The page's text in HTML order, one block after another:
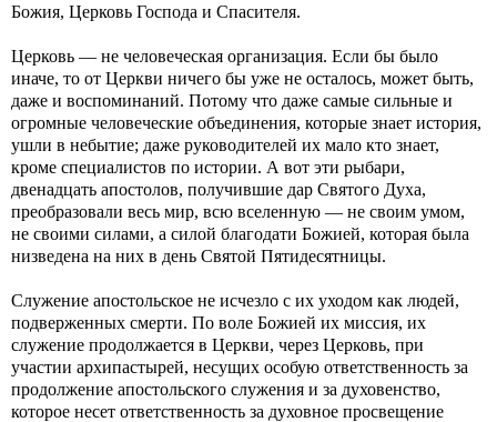
Божия, Церковь Господа и Спасителя.
Церковь — не человеческая организация. Если бы было
иначе, то от Церкви ничего бы уже не осталось, может быть,
даже и воспоминаний. Потому что даже самые сильные и
огромные человеческие объединения, которые знает история,
ушли в небытие; даже руководителей их мало кто знает,
кроме специалистов по истории. А вот эти рыбари,
двенадцать апостолов, получившие дар Святого Духа,
преобразовали весь мир, всю вселенную — не своим умом,
не своими силами, а силой благодати Божией, которая была
низведена на них в день Святой Пятидесятницы.
Служение апостольское не исчезло с их уходом как людей,
подверженных смерти. По воле Божией их миссия, их
служение продолжается в Церкви, через Церковь, при
участии архипастырей, несущих особую ответственность за
продолжение апостольского служения и за духовенство,
которое несет ответственность за духовное просвещение